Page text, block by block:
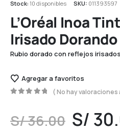
Stock: 10 disponibles SKU: 011393597
L’Oréal Inoa
Irisado
Rubio dorado con reflejos
Agregar a favoritos
( No hay valoraciones
S/36.00 S/